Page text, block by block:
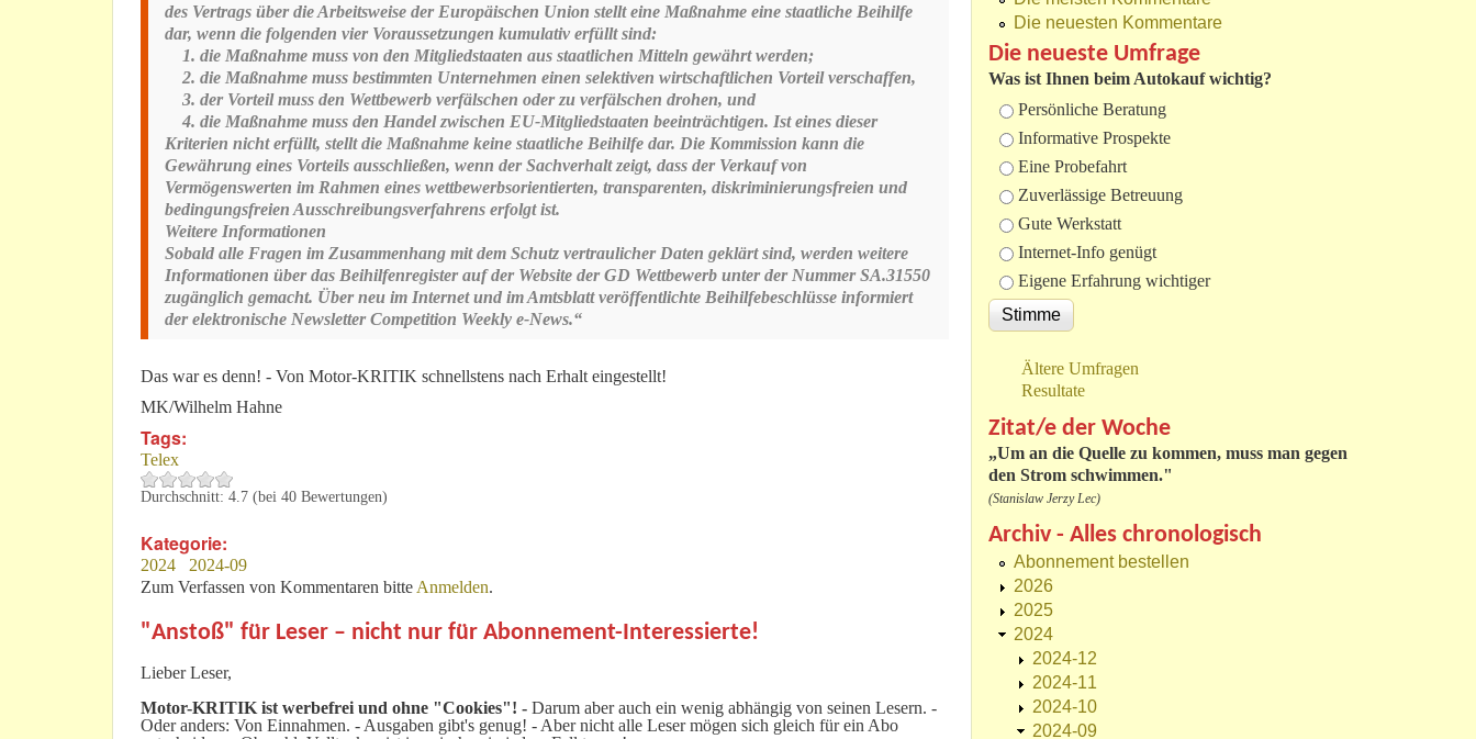
des Vertrags über die Arbeitsweise der Europäischen Union stellt eine Maßnahme eine staatliche Beihilfe
dar, wenn die folgenden vier Voraussetzungen kumulativ erfüllt sind:
1. die Maßnahme muss von den Mitgliedstaaten aus staatlichen Mitteln gewährt werden;
2. die Maßnahme muss bestimmten Unternehmen einen selektiven wirtschaftlichen Vorteil verschaffen,
3. der Vorteil muss den Wettbewerb verfälschen oder zu verfälschen drohen, und
4. die Maßnahme muss den Handel zwischen EU-Mitgliedstaaten beeinträchtigen. Ist eines dieser
Kriterien nicht erfüllt, stellt die Maßnahme keine staatliche Beihilfe dar. Die Kommission kann die
Gewährung eines Vorteils ausschließen, wenn der Sachverhalt zeigt, dass der Verkauf von
Vermögenswerten im Rahmen eines wettbewerbsorientierten, transparenten, diskriminierungsfreien und
bedingungsfreien Ausschreibungsverfahrens erfolgt ist.
Weitere Informationen
Sobald alle Fragen im Zusammenhang mit dem Schutz vertraulicher Daten geklärt sind, werden weitere
Informationen über das Beihilfenregister auf der Website der GD Wettbewerb unter der Nummer SA.31550
zugänglich gemacht. Über neu im Internet und im Amtsblatt veröffentlichte Beihilfebeschlüsse informiert
der elektronische Newsletter Competition Weekly e-News.“
Das war es denn! - Von Motor-KRITIK schnellstens nach Erhalt eingestellt!
MK/Wilhelm Hahne
Tags:
Telex
Durchschnitt: 4.7 (bei 40 Bewertungen)
Kategorie:
2024
2024-09
Zum Verfassen von Kommentaren bitte Anmelden.
"Anstoß" für Leser – nicht nur für Abonnement-Interessierte!
Lieber Leser,
Motor-KRITIK ist werbefrei und ohne "Cookies"! - Darum aber auch ein wenig abhängig von seinen Lesern. -
Oder anders: Von Einnahmen. - Ausgaben gibt's genug! - Aber nicht alle Leser mögen sich gleich für ein Abo
Die neuesten Kommentare
Die neueste Umfrage
Was ist Ihnen beim Autokauf wichtig?
Auswahlmöglichkeiten
Persönliche Beratung
Informative Prospekte
Eine Probefahrt
Zuverlässige Betreuung
Gute Werkstatt
Internet-Info genügt
Eigene Erfahrung wichtiger
Ältere Umfragen
Resultate
Zitat/e der Woche
„Um an die Quelle zu kommen, muss man gegen
den Strom schwimmen."
(Stanislaw Jerzy Lec)
Archiv - Alles chronologisch
Abonnement bestellen
2026
2025
2024
2024-12
2024-11
2024-10
2024-09